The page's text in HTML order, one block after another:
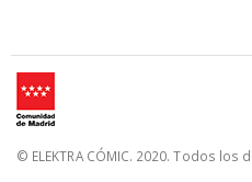
© ELEKTRA CÓMIC. 2020. Todos